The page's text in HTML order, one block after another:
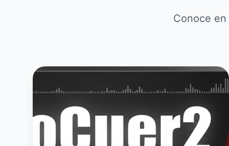
Conoce